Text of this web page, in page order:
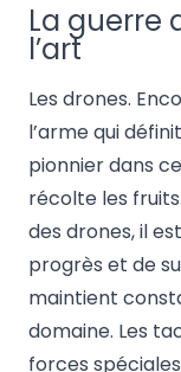
La guerre
l’art
Les drones.
l’arme qui
pionnier dans
récolte les
des drones, il
progrès et de
maintient
domaine. Les
forces